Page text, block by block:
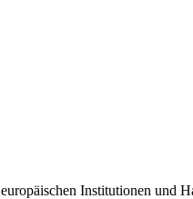
Institutionen und